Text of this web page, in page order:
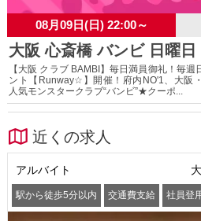
08月09日(日) 22:00～
大阪 心斎橋 バンビ 日曜日
【大阪 クラブ BAMBI】毎日満員御礼！毎週
ント【Runway☆】開催！府内NO'1、大阪
人気モンスタークラブ“バンビ”★クーポ...
近くの求人
アルバイト
駅から徒歩5分以内 交通費支給 社員登